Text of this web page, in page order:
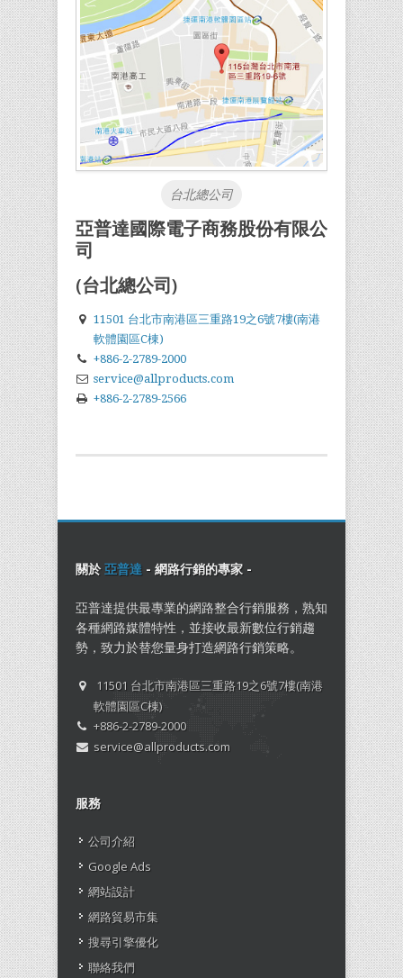
台北總公司
亞普達國際電子商務股份有限公
司
(台北總公司)
11501 台北市南港區三重路19之6號7樓(南港
軟體園區C棟)
+886-2-2789-2000
service@allproducts.com
+886-2-2789-2566
關於亞普達 - 網路行銷的專家 -
亞普達提供最專業的網路整合行銷服務，熟知
各種網路媒體特性，並接收最新數位行銷趨
勢，致力於替您量身打造網路行銷策略。
11501 台北市南港區三重路19之6號7樓(南港
軟體園區C棟)
+886-2-2789-2000
service@allproducts.com
服務
公司介紹
Google Ads
網站設計
網路貿易市集
搜尋引擎優化
聯絡我們